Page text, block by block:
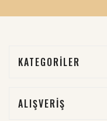
KATEGORİLER
ALIŞVERİŞ